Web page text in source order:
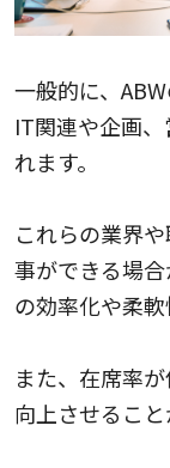
一般的に、
IT関連や企画
れます。
これらの業界
事ができる場
の効率化や柔軟
また、在席率
向上させること